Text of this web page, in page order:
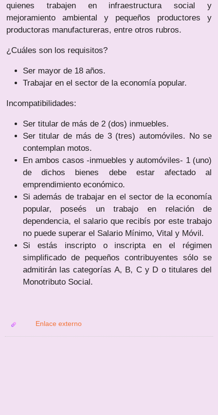
quienes trabajen en infraestructura social y
mejoramiento ambiental y pequeños productores y
productoras manufactureras, entre otros rubros.
¿Cuáles son los requisitos?
Ser mayor de 18 años.
Trabajar en el sector de la economía popular.
Incompatibilidades:
Ser titular de más de 2 (dos) inmuebles.
Ser titular de más de 3 (tres) automóviles. No se
contemplan motos.
En ambos casos -inmuebles y automóviles- 1 (uno)
de dichos bienes debe estar afectado al
emprendimiento económico.
Si además de trabajar en el sector de la economía
popular, poseés un trabajo en relación de
dependencia, el salario que recibís por este trabajo
no puede superar el Salario Mínimo, Vital y Móvil.
Si estás inscripto o inscripta en el régimen
simplificado de pequeños contribuyentes sólo se
admitirán las categorías A, B, C y D o titulares del
Monotributo Social.
Enlace externo